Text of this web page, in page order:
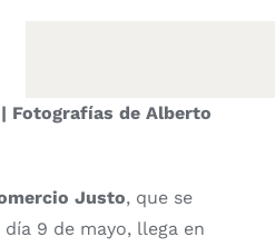
Fotografías de Alberto
Justo, que se
9 de mayo, llega en